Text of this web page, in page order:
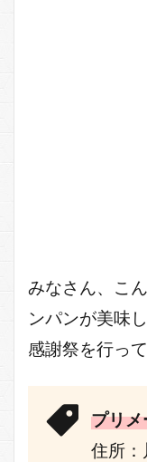
みなさん、こ
ンパンが美味
感謝祭を行っ
プリメ
住所